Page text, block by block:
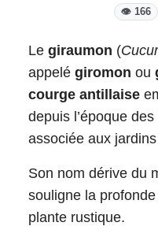
👁️ 166
Le giraumon (
appelé giromon ou
courge antillaise
depuis l’époque
associée aux
Son nom dérive du
souligne la
plante rustique.​